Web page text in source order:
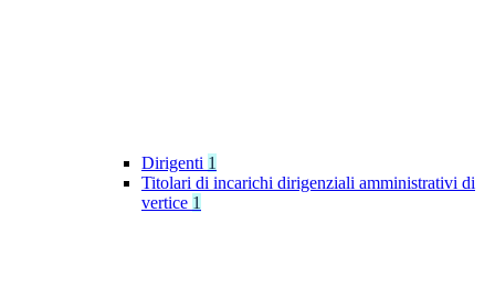
Dirigenti 1
Titolari di incarichi dirigenziali amministrativi di
vertice 1